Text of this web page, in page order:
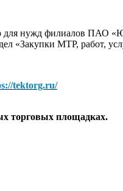
для нужд филиалов ПАО
«Закупки МТР, работ,
tektorg.ru/
торговых площадках.